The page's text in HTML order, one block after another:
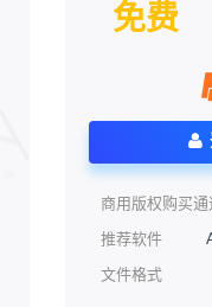
免费
商用版权购买通
推荐软件
文件格式